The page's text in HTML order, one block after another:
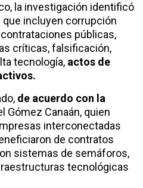
la investigación identificó
incluyen corrupción
públicas,
críticas, falsificación,
tecnología, actos de
de acuerdo con la
Gómez Canaán, quien
interconectadas
de contratos
sistemas de semáforos,
tecnológicas